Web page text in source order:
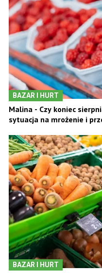
BAZAR I HURT
Malina - Czy koniec
sytuacja na mrożenie i
BAZAR I HURT